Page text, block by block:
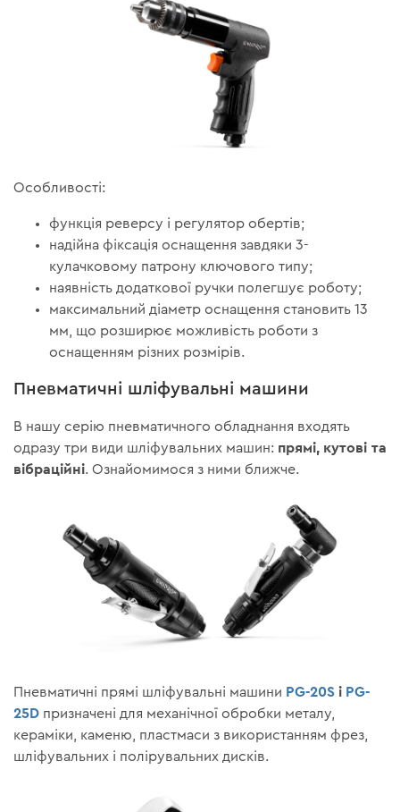
Особливості:
функція реверсу і регулятор обертів;
надійна фіксація оснащення завдяки 3-
кулачковому патрону ключового типу;
наявність додаткової ручки полегшує роботу;
максимальний діаметр оснащення становить 13
мм, що розширює можливість роботи з
оснащенням різних розмірів.
Пневматичні шліфувальні машини
В нашу серію пневматичного обладнання входять
одразу три види шліфувальних машин: прямі, кутові та
вібраційні. Ознайомимося з ними ближче.
Пневматичні прямі шліфувальні машини PG-20S і PG-
25D призначені для механічної обробки металу,
кераміки, каменю, пластмаси з використанням фрез,
шліфувальних і полірувальних дисків.